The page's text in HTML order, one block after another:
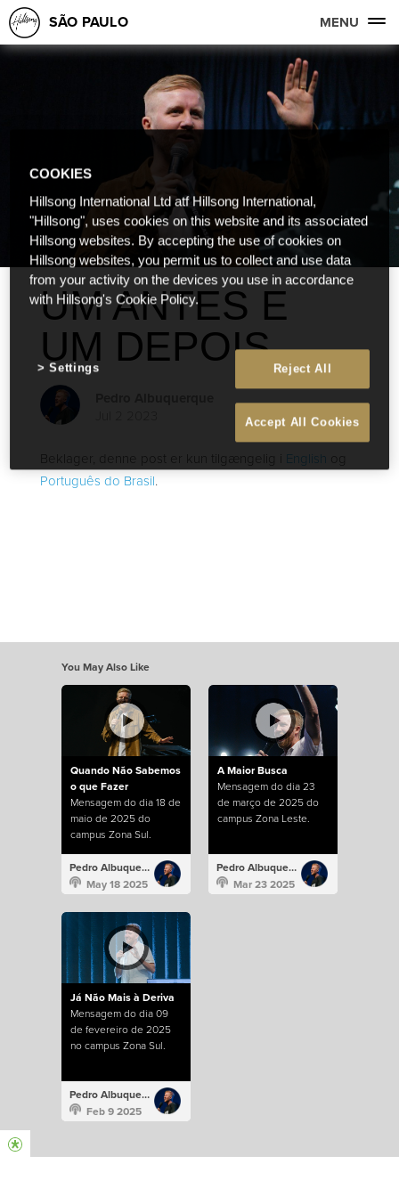
SÃO PAULO MENU
UM ANTES E
UM DEPOIS
Beklager, denne post er kun tilgængelig i English og
Português do Brasil.
You May Also Like
Quando Não Sabemos
o que Fazer
Mensagem do dia 18 de
maio de 2025 do
campus Zona Sul.
Pedro Albuquerque
May 18 2025
A Maior Busca
Mensagem do dia 23
de março de 2025 do
campus Zona Leste.
Pedro Albuquerque
Mar 23 2025
Já Não Mais à Deriva
Mensagem do dia 09
de fevereiro de 2025
no campus Zona Sul.
Pedro Albuquerque
Feb 9 2025
COOKIES
Hillsong International Ltd atf Hillsong International,
"Hillsong", uses cookies on this website and its associated
Hillsong websites. By accepting the use of cookies on
Hillsong websites, you permit us to collect and use data
from your activity on the devices you use in accordance
with Hillsong's Cookie Policy.
Reject All
Accept All Cookies
Settings